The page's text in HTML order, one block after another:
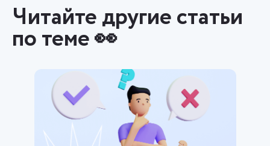
Читайте другие статьи
по теме 👀